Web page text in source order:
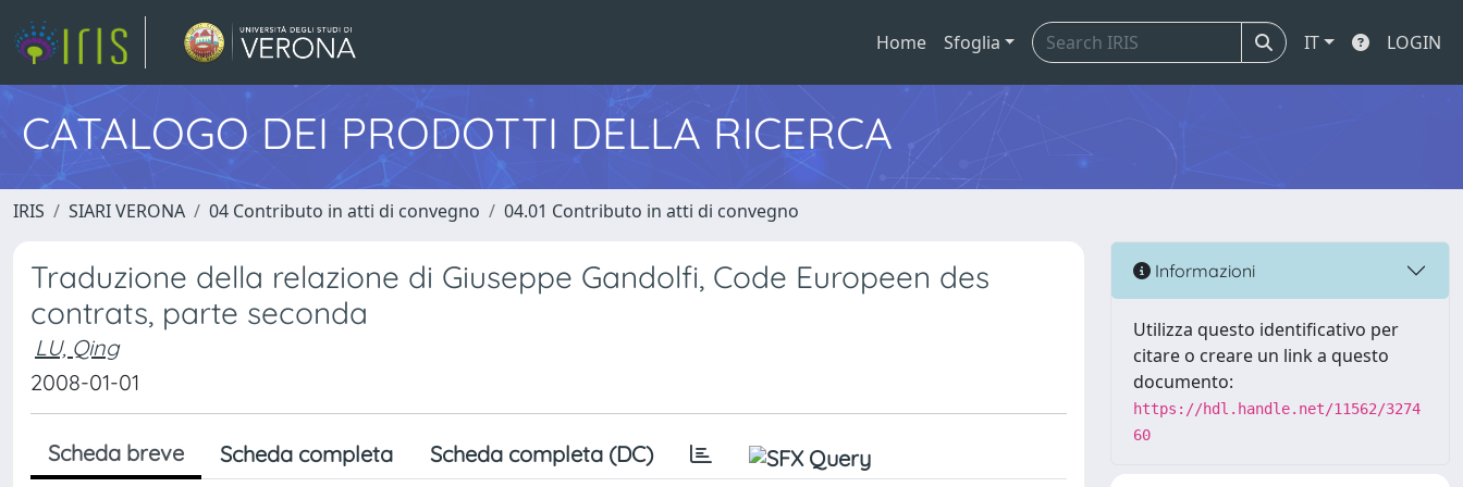
Home Sfoglia IT LOGIN
CATALOGO DEI PRODOTTI DELLA RICERCA
IRIS SIARI VERONA 04 Contributo in atti di convegno 04.01 Contributo in atti di convegno
Traduzione della relazione di Giuseppe Gandolfi, Code Europeen des
contrats, parte seconda
LU, Qing
2008-01-01
Scheda breve Scheda completa Scheda completa (DC)
Informazioni
Utilizza questo identificativo per
citare o creare un link a questo
documento:
https://hdl.handle.net/11562/3274
60